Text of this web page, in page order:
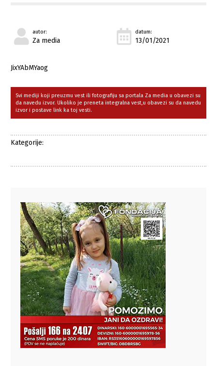
autor:
Za media
datum:
13/01/2021
JixYAbMYaog
Svi mediji koji preuzmu vest ili fotografiju sa portala Za media u obavezi su
da navedu izvor. Ukoliko je preneta integralna vest,u obavezi su da navedu
izvor i postave link ka toj vesti.
Kategorije: